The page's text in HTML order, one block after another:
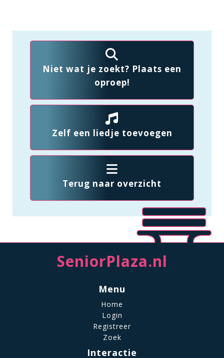
Niet wat je zoekt? Plaats een
oproep!
Zelf een liedje toevoegen
Terug naar overzicht
SeniorPlaza.nl
Menu
Home
Login
Registreer
Zoek
Interactie